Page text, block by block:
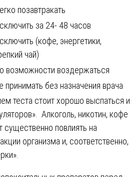
позавтракать
за 24- 48 часов
(кофе, энергетики,
чай)
возможности воздержаться
принимать без назначения врача
теста стоит хорошо выспаться и
Алкоголь, никотин, кофе
существенно повлиять на
организма и, соответственно,